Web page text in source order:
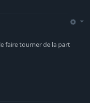
faire tourner de la part